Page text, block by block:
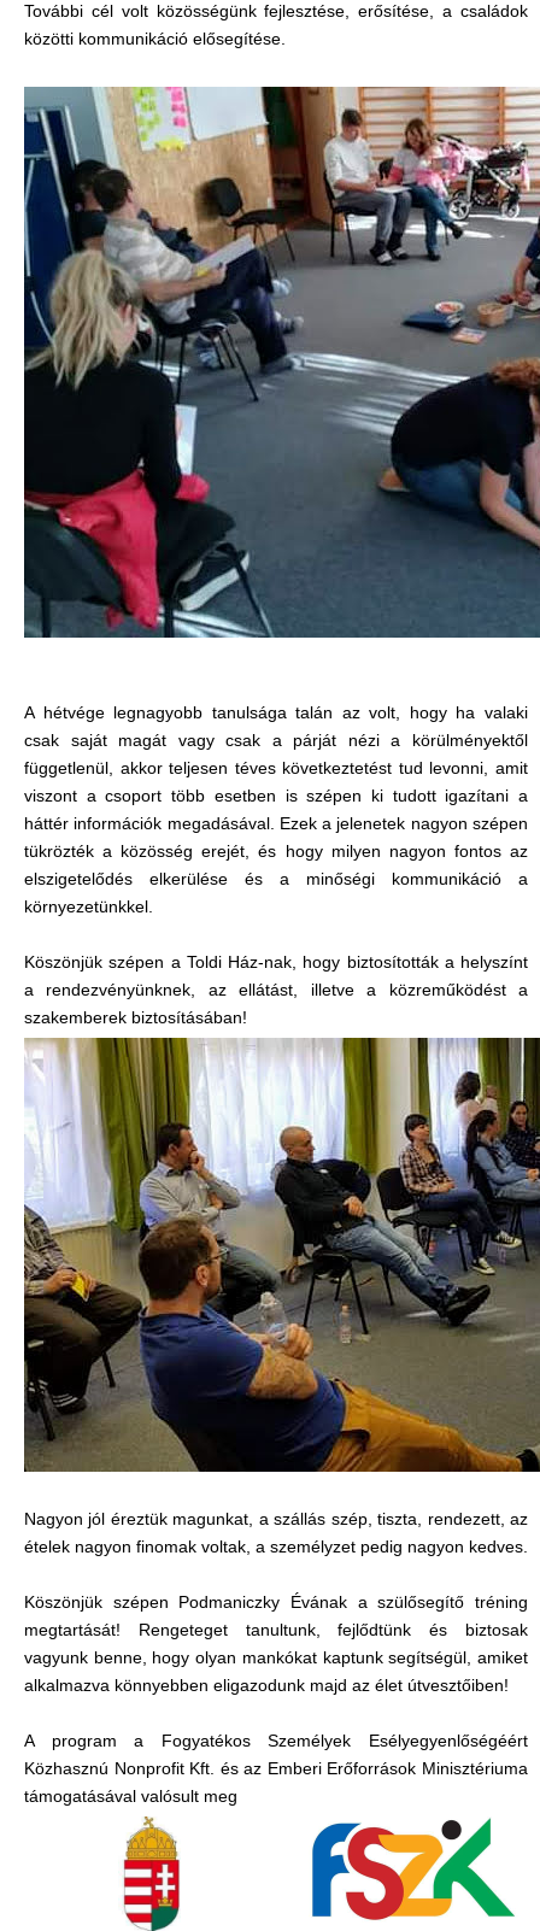
További cél volt közösségünk fejlesztése, erősítése, a családok
közötti kommunikáció elősegítése.
A hétvége legnagyobb tanulsága talán az volt, hogy ha valaki
csak saját magát vagy csak a párját nézi a körülményektől
függetlenül, akkor teljesen téves következtetést tud levonni, amit
viszont a csoport több esetben is szépen ki tudott igazítani a
háttér információk megadásával. Ezek a jelenetek nagyon szépen
tükrözték a közösség erejét, és hogy milyen nagyon fontos az
elszigetelődés elkerülése és a minőségi kommunikáció a
környezetünkkel.
Köszönjük szépen a Toldi Ház-nak, hogy biztosították a helyszínt
a rendezvényünknek, az ellátást, illetve a közreműködést a
szakemberek biztosításában!
Nagyon jól éreztük magunkat, a szállás szép, tiszta, rendezett, az
ételek nagyon finomak voltak, a személyzet pedig nagyon kedves.
Köszönjük szépen Podmaniczky Évának a szülősegítő tréning
megtartását! Rengeteget tanultunk, fejlődtünk és biztosak
vagyunk benne, hogy olyan mankókat kaptunk segítségül, amiket
alkalmazva könnyebben eligazodunk majd az élet útvesztőiben!
A program a Fogyatékos Személyek Esélyegyenlőségéért
Közhasznú Nonprofit Kft. és az Emberi Erőforrások Minisztériuma
támogatásával valósult meg